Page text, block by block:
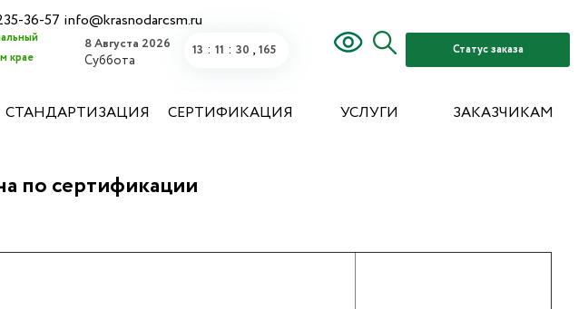
крае
36-57 info@krasnodarcsm.ru
8 Августа 2026
Суббота
13 : 11 : 30 , 515 Статус заказа
СТАНДАРТИЗАЦИЯ СЕРТИФИКАЦИЯ УСЛУГИ ЗАКАЗЧИКАМ
по сертификации